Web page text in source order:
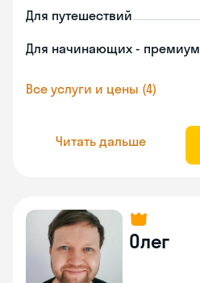
Для путешествий
Для начинающих - премиум
Все услуги и цены (4)
Читать дальше
Олег